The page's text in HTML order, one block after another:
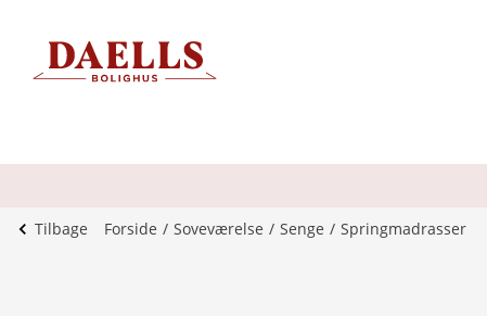
Tilbage Forside Soveværelse Senge Springmadrasser